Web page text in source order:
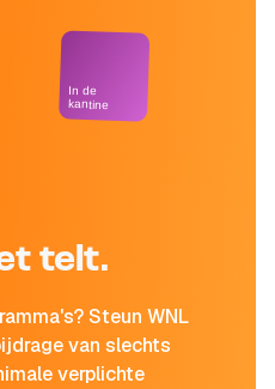
telt.
Steun WNL
van slechts
verplichte
In de
kantine